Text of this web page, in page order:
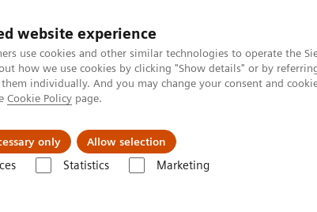
website experience
use cookies and other similar technologies to operate the
how we use cookies by clicking "Show details" or by
individually. And you may change your consent and
Cookie Policy page.
only Allow selection
Statistics Marketing
Fields Vision & perspectives